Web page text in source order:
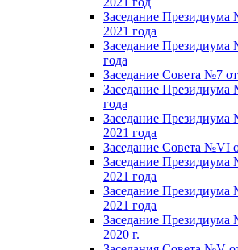
Заседание Президиума
2021 года
Заседание Президиума
года
Заседание Совета №7
Заседание Президиума
года
Заседание Президиума
2021 года
Заседание Совета №VI
Заседание Президиума
2021 года
Заседание Президиума
2021 года
Заседание Президиума
2020 г.